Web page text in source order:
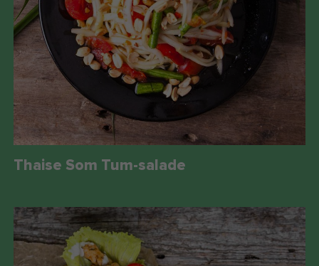
Thaise Som Tum-salade